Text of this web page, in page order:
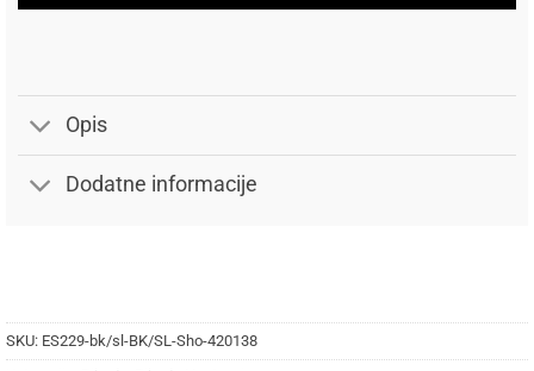
Opis
Dodatne informacije
SKU: ES229-bk/sl-BK/SL-Sho-420138